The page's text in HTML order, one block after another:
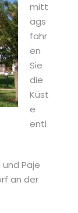
mitt
ags
fahr
en
Sie
die
Küst
e
entl
Paje
an der